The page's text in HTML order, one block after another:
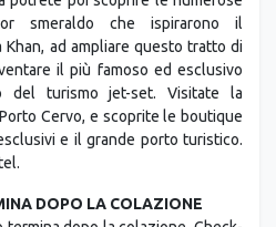
smeraldo che ispirarono il
Khan, ad ampliare questo tratto di
il più famoso ed esclusivo
del turismo jet-set. Visitate la
Cervo, e scoprite le boutique
e il grande porto turistico.
dopo la colazione. Check-